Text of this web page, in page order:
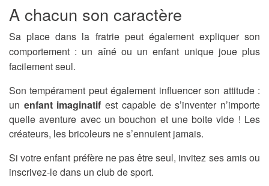
A chacun son caractère
Sa place dans la fratrie peut également expliquer son
comportement : un aîné ou un enfant unique joue plus
facilement seul.
Son tempérament peut également influencer son attitude :
un enfant imaginatifest capable de s’inventer n’importe
quelle aventure avec un bouchon et une boite vide ! Les
créateurs, les bricoleurs ne s’ennuient jamais.
Si votre enfant préfère ne pas être seul, invitez ses amis ou
inscrivez-le dans un club de sport.